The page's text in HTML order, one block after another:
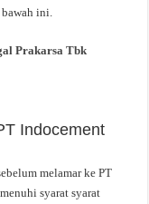
ini.
Prakarsa Tbk
Indocement
melamar ke PT
syarat syarat